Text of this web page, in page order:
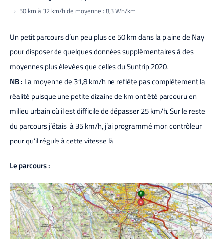
50 km à 32 km/h de moyenne : 8,3 Wh/km
Un petit parcours d’un peu plus de 50 km dans la plaine de Nay
pour disposer de quelques données supplémentaires à des
moyennes plus élevées que celles du Suntrip 2020.
NB : La moyenne de 31,8 km/h ne reflète pas complètement la
réalité puisque une petite dizaine de km ont été parcouru en
milieu urbain où il est difficile de dépasser 25 km/h. Sur le reste
du parcours j’étais à 35 km/h, j’ai programmé mon contrôleur
pour qu’il régule à cette vitesse là.
Le parcours :